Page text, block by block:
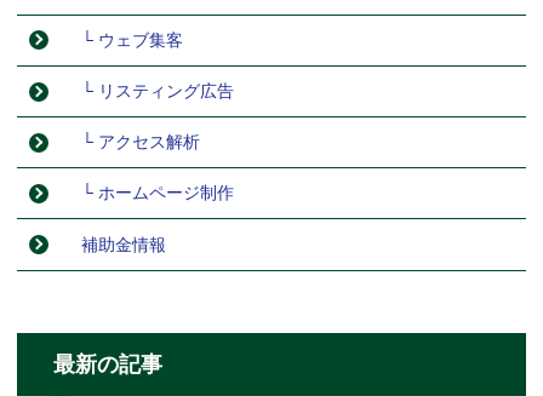
└ ウェブ集客
└ リスティング広告
└ アクセス解析
└ ホームページ制作
補助金情報
最新の記事